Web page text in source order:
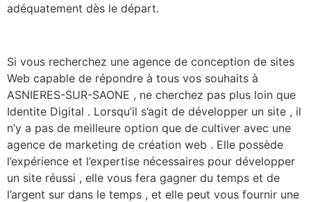
adéquatement dès le départ.
Si vous recherchez une agence de conception de sites
Web capable de répondre à tous vos souhaits à
ASNIERES-SUR-SAONE , ne cherchez pas plus loin que
Identite Digital . Lorsqu’il s’agit de développer un site , il
n’y a pas de meilleure option que de cultiver avec une
agence de marketing de création web . Elle possède
l’expérience et l’expertise nécessaires pour développer
un site réussi , elle vous fera gagner du temps et de
l’argent sur dans le temps , et elle peut vous fournir une